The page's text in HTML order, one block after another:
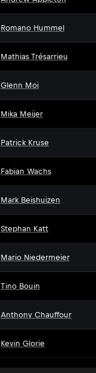
Romano Hummel
Mathias Trésarrieu
Glenn Moi
Mika Meijer
Patrick Kruse
Fabian Wachs
Mark Beishuizen
Stephan Katt
Mario Niedermeier
Tino Bouin
Anthony Chauffour
Kevin Glorie